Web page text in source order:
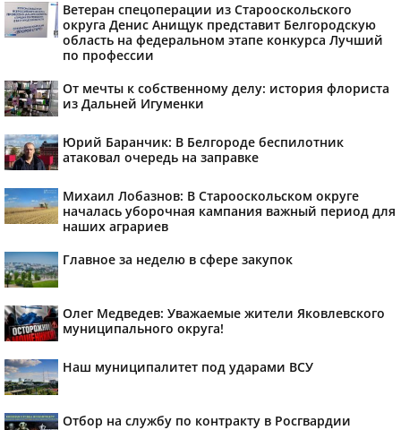
Ветеран спецоперации из Старооскольского
округа Денис Анищук представит Белгородскую
область на федеральном этапе конкурса Лучший
по профессии
От мечты к собственному делу: история флориста
из Дальней Игуменки
Юрий Баранчик: В Белгороде беспилотник
атаковал очередь на заправке
Михаил Лобазнов: В Старооскольском округе
началась уборочная кампания важный период для
наших аграриев
Главное за неделю в сфере закупок
Олег Медведев: Уважаемые жители Яковлевского
муниципального округа!
Наш муниципалитет под ударами ВСУ
Отбор на службу по контракту в Росгвардии